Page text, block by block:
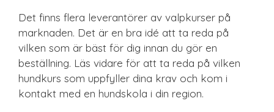
Det finns flera leverantörer av valpkurser på
marknaden. Det är en bra idé att ta reda på
vilken som är bäst för dig innan du gör en
beställning. Läs vidare för att ta reda på vilken
hundkurs som uppfyller dina krav och kom i
kontakt med en hundskola i din region.